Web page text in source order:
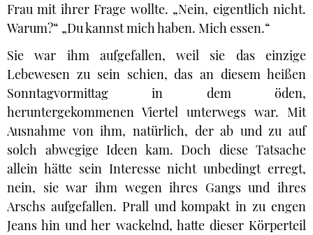
Frau mit ihrer Frage wollte. „Nein, eigentlich nicht.
Warum?“ „Du kannst mich haben. Mich essen.“
Sie war ihm aufgefallen, weil sie das einzige
Lebewesen zu sein schien, das an diesem heißen
Sonntagvormittag in dem öden,
heruntergekommenen Viertel unterwegs war. Mit
Ausnahme von ihm, natürlich, der ab und zu auf
solch abwegige Ideen kam. Doch diese Tatsache
allein hätte sein Interesse nicht unbedingt erregt,
nein, sie war ihm wegen ihres Gangs und ihres
Arschs aufgefallen. Prall und kompakt in zu engen
Jeans hin und her wackelnd, hatte dieser Körperteil